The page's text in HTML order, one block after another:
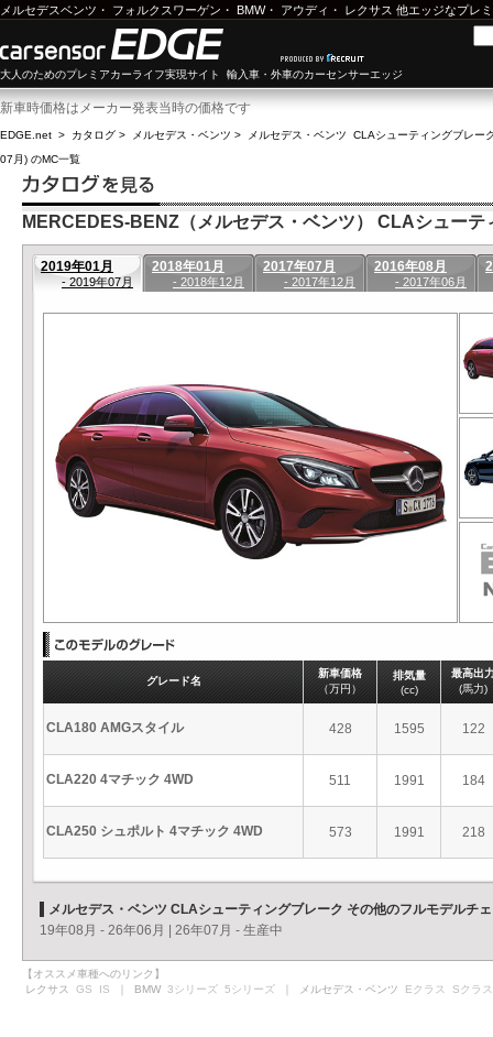
メルセデスベンツ ・ フォルクスワーゲン ・ BMW・ アウディ ・ レクサス 他エッジなプレ
大人のためのプレミアカーライフ実現サイト 輸入車・外車のカーセンサーエッジ
新車時価格はメーカー発表当時の価格です
EDGE.net > カタログ > メルセデス・ベンツ >
メルセデス・ベンツ CLAシューティングブレー
07月) のMC一覧
MERCEDES-BENZ（メルセデス・ベンツ） CLAシュー
2019年01月
- 2019年07月
2018年01月
- 2018年12月
2017年07月
- 2017年12月
2016年08月
- 2017年06月
グレード名
新車価格
（万円）
排気量
(cc)
最高出
(馬力)
CLA180 AMGスタイル 428 1595 122
CLA220 4マチック 4WD 511 1991 184
CLA250 シュポルト 4マチック 4WD 573 1991 218
メルセデス・ベンツ CLAシューティングブレーク その他のフルモデルチ
19年08月 - 26年06月
26年07月 - 生産中
【オススメ車種へのリンク】
レクサス GS IS ｜ BMW 3シリーズ 5シリーズ ｜ メルセデス・ベンツ Eクラス Sクラス